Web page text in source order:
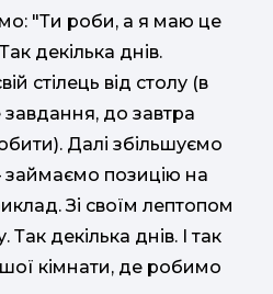
"Ти роби, а я маю це
декілька днів.
стілець від столу (в
завдання, до завтра
Далі збільшуємо
займаємо позицію на
Зі своїм лептопом
декілька днів. І так
кімнати, де робимо